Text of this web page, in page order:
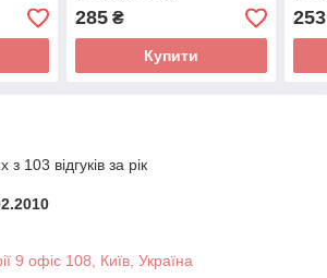
285₴
Купити
253
103 відгуків за рік
9 офіс 108, Київ, Україна